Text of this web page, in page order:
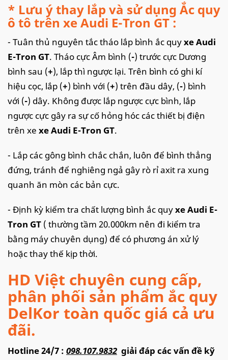
* Lưu ý thay lắp và sử dụng Ắc quy
ô tô trên xe Audi E-Tron GT :
- Tuân thủ nguyên tắc tháo lắp bình ắc quyxe Audi
E-Tron GT. Tháo cực Âm bình (-) trước cực Dương
bình sau (+), lắp thì ngược lại. Trên bình có ghi kí
hiệu cọc, lắp (+) bình với (+) trên đầu dây, (-) bình
với (-) dây. Không được lắp ngược cực bình, lắp
ngược cực gây ra sự cố hỏng hóc các thiết bị điện
trên xe xe Audi E-Tron GT.
- Lắp các gông bình chắc chắn, luôn để bình thẳng
đứng, tránh để nghiêng ngả gây rò rỉ axit ra xung
quanh ăn mòn các bản cực.
- Định kỳ kiểm tra chất lượng bình ắc quyxe Audi E-
Tron GT ( thường tầm 20.000km nên đi kiểm tra
bằng máy chuyên dụng) để có phương án xử lý
hoặc thay thế kịp thời.
HD Việt chuyên cung cấp,
phân phối sản phẩm ắc quy
DelKor toàn quốc giá cả ưu
đãi.
Hotline 24/7 : 098.107.9832 giải đáp các vấn đề kỹ